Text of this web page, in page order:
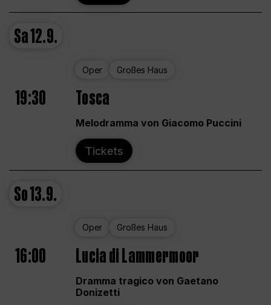
Sa12.9.
Oper Großes Haus
19:30 Tosca
Melodramma von Giacomo Puccini
Tickets
So13.9.
Oper Großes Haus
16:00 Lucia di Lammermoor
Dramma tragico von Gaetano
Donizetti